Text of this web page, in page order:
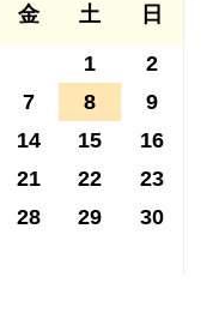
金 土 日
1
2
7 8
9
14 15
16
21 22
23
28 29
30